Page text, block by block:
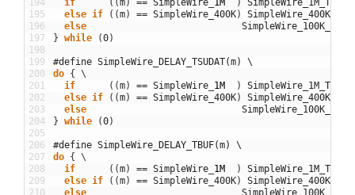
194
195
196
197
198
199
200
201
202
203
204
205
206
207
208
209
if
( (m) == SimpleWire 1M )
else if ( (m) == SimpleWire_400K)
else
} while (0)
#define SimpleWire_DELAY_TSUDAT(m) \
do {
\
if
( (m) == SimpleWire 1M )
else if ( (m) == SimpleWire_400K)
else
} while (0)
#define SimpleWire_DELAY_TBUF(m) \
do {
\
if
( (m) == SimpleWire 1M ) SimpleWire_1M_TBUF
else if ( (m) == SimpleWire_400K)